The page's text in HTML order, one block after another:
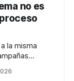
no es
la misma
embargo,